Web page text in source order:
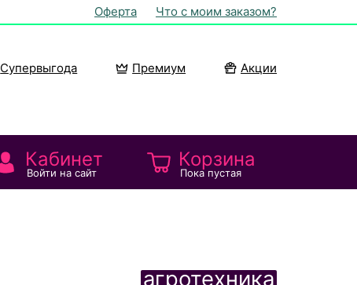
Оферта Что с моим заказом?
Супервыгода Премиум
Акции
Кабинет
Войти на сайт
Корзина
Пока пустая
агротехника